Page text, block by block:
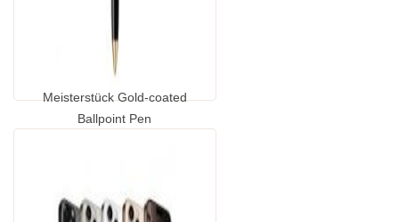
Meisterstück Gold-coated
Ballpoint Pen